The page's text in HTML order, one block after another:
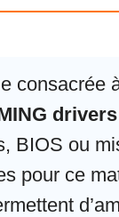
consacrée
BIOS ou
pour ce